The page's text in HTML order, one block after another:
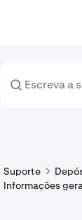
Suporte
Informações